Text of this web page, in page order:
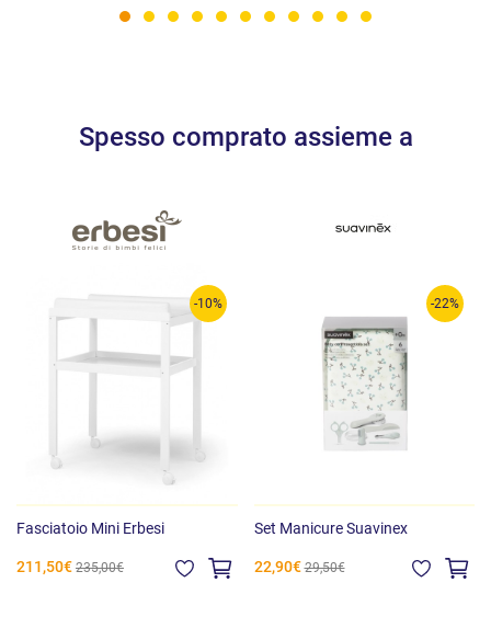
Spesso comprato assieme a
-10%
Fasciatoio Mini Erbesi
211,50€ 235,00€
-22%
Set Manicure Suavinex
22,90€ 29,50€